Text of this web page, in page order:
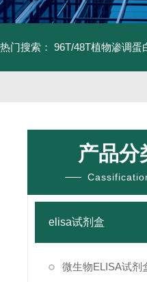
热门搜索： 96T/48T植物渗调蛋
产品分
elisa试剂盒
微生物ELISA试剂